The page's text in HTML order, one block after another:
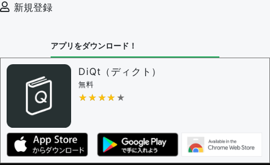
新規登録
アプリをダウンロード！
DiQt（ディクト）
無料
★★★★★
★★★★★